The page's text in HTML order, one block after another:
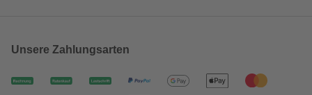
Unsere Zahlungsarten